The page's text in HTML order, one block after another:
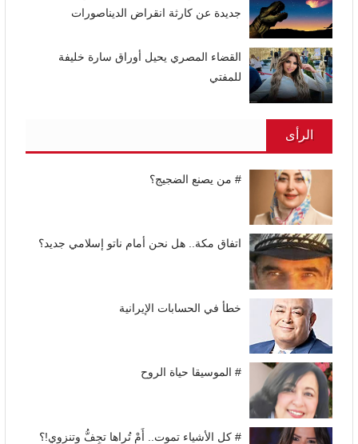
جديدة عن كارثة انقراض الديناصورات
القضاء المصري يحيل أوراق سارة خليفة
للمفتي
الرأى
# من يصنع الضجيج؟
اتفاق مكة.. هل نحن أمام ناتو إسلامي جديد؟
خطأ في الحسابات الإيرانية
# الموسيقا حياة الروح
# كل الأشياء تموت.. أَمْ تُراها تجِفُّ وتنزوي!؟